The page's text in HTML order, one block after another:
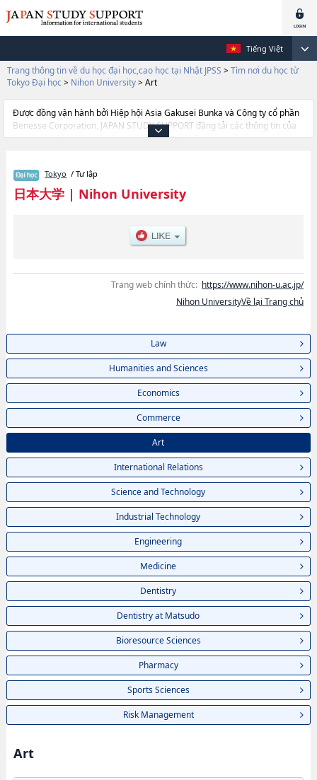
Tiếng Việt
Trang thông tin về du học đại học,cao học tại Nhật JPSS > Tìm nơi du học từ
Tokyo Đại học > Nihon University> Art
Được đồng vận hành bởi Hiệp hội Asia Gakusei Bunka và Công ty cổ phần
Benesse Corporation, JAPAN STUDY SUPPORT đăng tải các thông tin của
khoảng 1.300 trường đại học, cao học, trường đại học ngắn hạn, trường
thiết dành cho du học sinh, như là về các Ngành LawhoặcNgành
Humanities and ScienceshoặcNgành EconomicshoặcNgành
CommercehoặcNgành ArthoặcNgành International RelationshoặcNgành
EngineeringhoặcNgành MedicinehoặcNgành DentistryhoặcNgành
Dentistry at MatsudohoặcNgành Bioresource ScienceshoặcNgành
lượng tuyển sinh, số lượng trúng tuyển, cở sở trang thiết bị, hướng dẫn địa
Tokyo / Tư lập
日本大学| Nihon University
Trang web chính thức: https://www.nihon-u.ac.jp/
Nihon UniversityVề lại Trang chủ
Law
Humanities and Sciences
Economics
Commerce
Art
International Relations
Science and Technology
Industrial Technology
Engineering
Medicine
Dentistry
Dentistry at Matsudo
Bioresource Sciences
Pharmacy
Sports Sciences
Risk Management
Art